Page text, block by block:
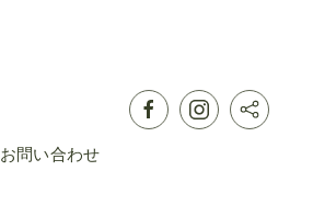
お問い合わせ